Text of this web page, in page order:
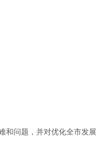
和问题，并对优化全市发展